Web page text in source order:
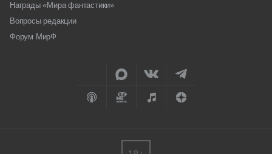
Награды «Мира фантастики»
Вопросы редакции
Форум МирФ